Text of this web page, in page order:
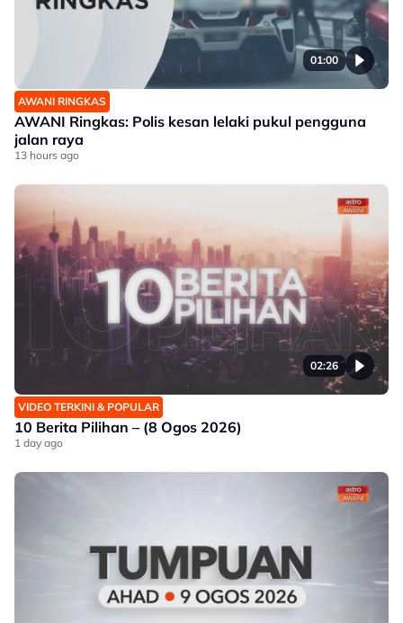
01:00
AWANI RINGKAS
AWANI Ringkas: Polis kesan lelaki pukul pengguna
jalan raya
13 hours ago
02:26
VIDEO TERKINI & POPULAR
10 Berita Pilihan – (8 Ogos 2026)
1 day ago